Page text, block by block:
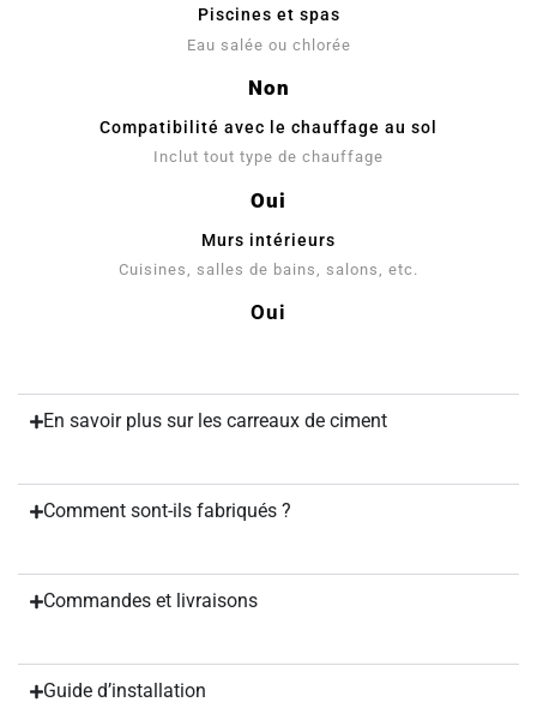
Piscines et spas
Eau salée ou chlorée
Non
Compatibilité avec le chauffage au sol
Inclut tout type de chauffage
Oui
Murs intérieurs
Cuisines, salles de bains, salons, etc.
Oui
En savoir plus sur les carreaux de ciment
Comment sont-ils fabriqués ?
Commandes et livraisons
Guide d’installation